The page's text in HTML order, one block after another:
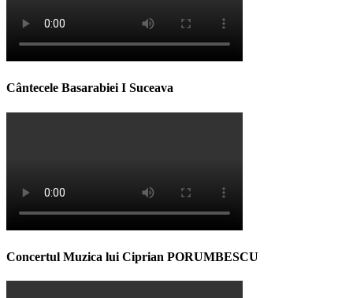
Cântecele Basarabiei I Suceava
Concertul Muzica lui Ciprian PORUMBESCU